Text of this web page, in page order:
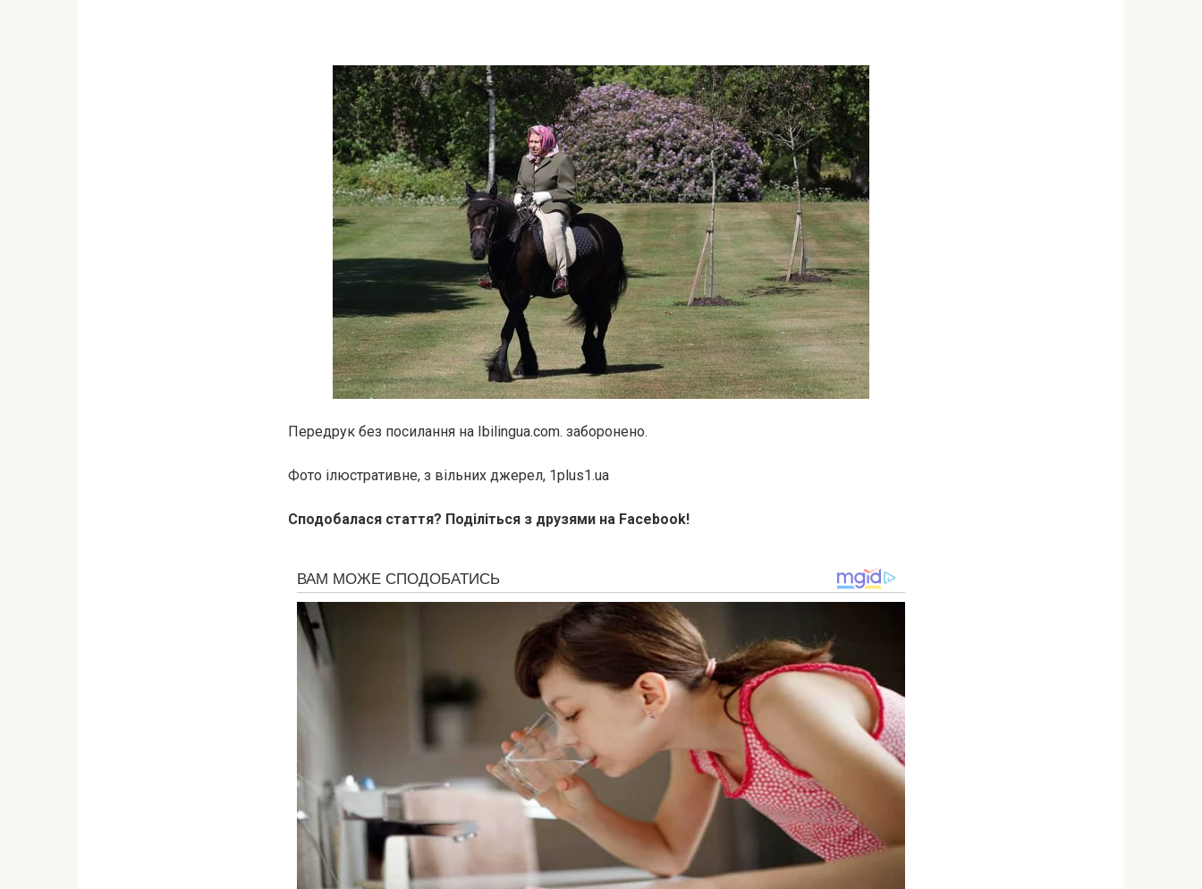
Передрук без посилання на Ibilingua.com. заборонено.
Фото ілюстративне, з вільних джерел, 1plus1.ua
Сподобалася стаття? Поділіться з друзями на Facebook!